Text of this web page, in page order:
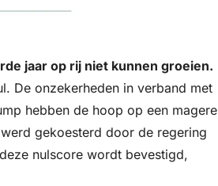
jaar op rij niet kunnen groeien.
De onzekerheden in verband met
hebben de hoop op een magere
gekoesterd door de regering
nulscore wordt bevestigd,